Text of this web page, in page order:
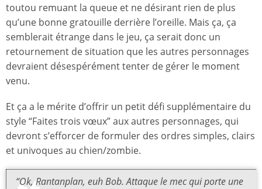
toutou remuant la queue et ne désirant rien de plus
qu’une bonne gratouille derrière l’oreille. Mais ça, ça
semblerait étrange dans le jeu, ça serait donc un
retournement de situation que les autres personnages
devraient désespérément tenter de gérer le moment
venu.
Et ça a le mérite d’offrir un petit défi supplémentaire du
style “Faites trois vœux” aux autres personnages, qui
devront s’efforcer de formuler des ordres simples, clairs
et univoques au chien/zombie.
“Ok, Rantanplan, euh Bob. Attaque le mec qui porte une